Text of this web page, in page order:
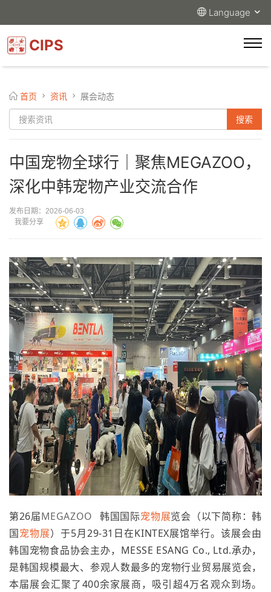
Language
CIPS
首页 资讯 展会动态
中国宠物全球行｜聚焦MEGAZOO，
深化中韩宠物产业交流合作
发布日期：2026-06-03
我要分享
第26届MEGAZOO 韩国国际宠物展览会（以下简称：韩
国宠物展）于5月29-31日在KINTEX展馆举行。该展会由
韩国宠物食品协会主办，MESSE ESANG Co., Ltd.承办，
是韩国规模最大、参观人数最多的宠物行业贸易展览会，
本届展会汇聚了400余家展商，吸引超4万名观众到场。